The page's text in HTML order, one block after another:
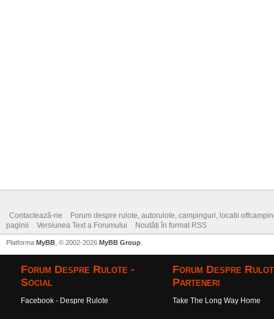
Contactează-ne
Forum despre rulote, autorulote, campinguri, locatii
paginii
Versiunea Text a Forumului Noutăți în format RSS
Platforma MyBB , © 2002-2026 MyBB Group
Forum Despre Rulote -
Social
Facebook - Despre Rulote
Forum Despre
Parteneri
Take The Long Way Home